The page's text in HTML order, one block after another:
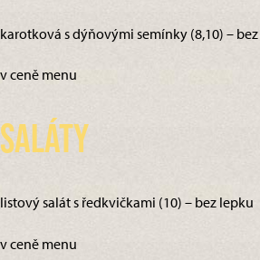
karotková s dýňovými semínky (8,10) –
v ceně menu
Saláty
listový salát s ředkvičkami (10) – bez lepku
v ceně menu